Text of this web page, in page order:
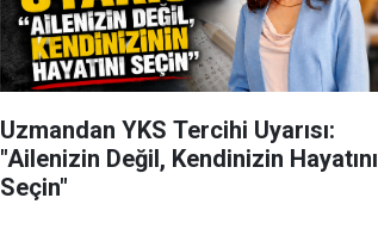
Uzmandan YKS Tercihi Uyarısı:
"Ailenizin Değil, Kendinizin Hayatını
Seçin"